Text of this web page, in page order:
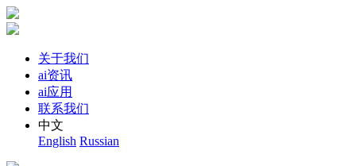
关于我们
ai资讯
ai应用
联系我们
中文
English Russian